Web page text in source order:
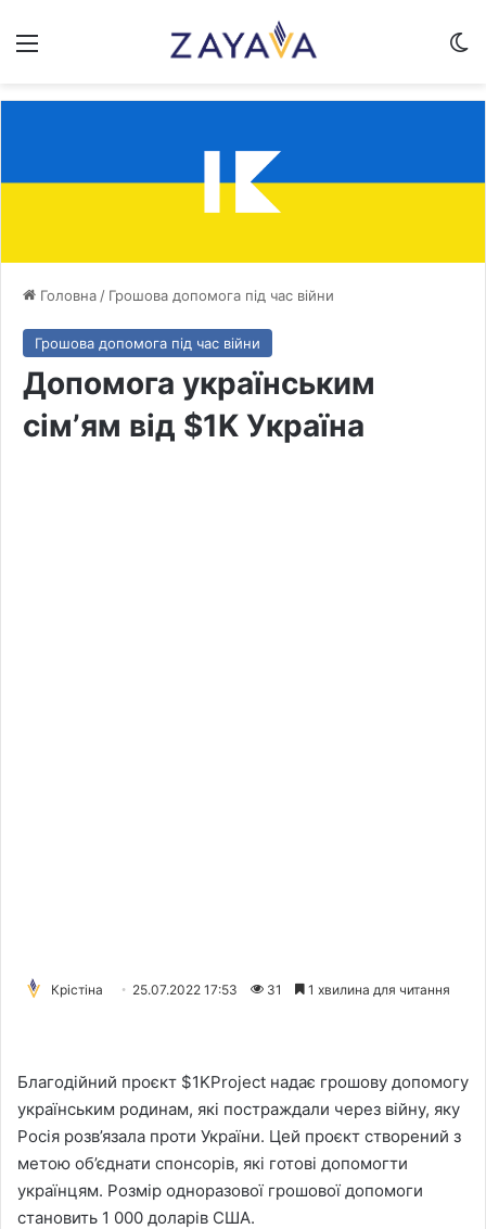
Меню
Головна / Грошова допомога під час війни
Грошова допомога під час війни
Допомога українським
сімʼям від $1K Україна
Крістіна 25.07.2022 17:53 31 1 хвилина для читання
Благодійний проєкт $1KProject надає грошову допомогу
українським родинам, які постраждали через вiйну, яку
Росія розв’язала проти України. Цей проєкт створений з
метою об’єднати спонсорів, які готові допомогти
українцям. Розмір одноразової грошової допомоги
становить 1 000 доларів США.